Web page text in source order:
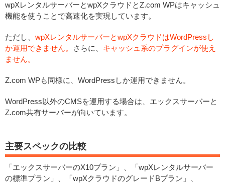
wpXレンタルサーバーとwpXクラウドとZ.com WPはキャッシュ
機能を使うことで高速化を実現しています。
ただし、 wpXレンタルサーバーとwpXクラウドはWordPressし
か運用できません。
さらに、 キャッシュ系のプラグインが使え
ません。
Z.com WPも同様に、WordPressしか運用できません。
WordPress以外のCMSを運用する場合は、エックスサーバーと
Z.com共有サーバーが向いています。
主要スペックの比較
「エックスサーバーのX10プラン」、「wpXレンタルサーバー
の標準プラン」、「wpXクラウドのグレードBプラン」、